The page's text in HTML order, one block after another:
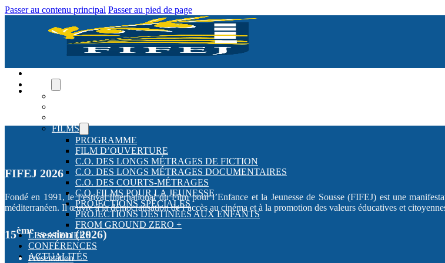
Passer au contenu principal Passer au pied de page
FILMS
PROGRAMME
FILM D’OUVERTURE
C.O. DES LONGS MÉTRAGES DE FICTION
C.O. DES LONGS MÉTRAGES DOCUMENTAIRES
C.O. DES COURTS-MÉTRAGES
C.O. FILMS POUR LA JEUNESSE
PROJECTIONS SPÉCIALES
PROJECTIONS DESTINÉES AUX ENFANTS
FROM GROUND ZERO +
LES ATELIERS
CONFÉRENCES
ACTUALITÉS
FIFEJ 2026
Fondé en 1991, le Festival International du Film pour l’Enfance et la Jeunesse de Sousse (FIFEJ) est une
méditerranéen. Il œuvre à la démocratisation de l’accès au cinéma et à la promotion des valeurs éducatives et
15èmesession (2026)
Présentation